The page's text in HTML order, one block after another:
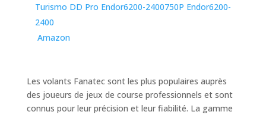
Turismo DD Pro Endor6200-2400750P Endor6200-
2400
Les volants Fanatec sont les plus populaires auprès
des joueurs de jeux de course professionnels et sont
connus pour leur précision et leur fiabilité. La gamme